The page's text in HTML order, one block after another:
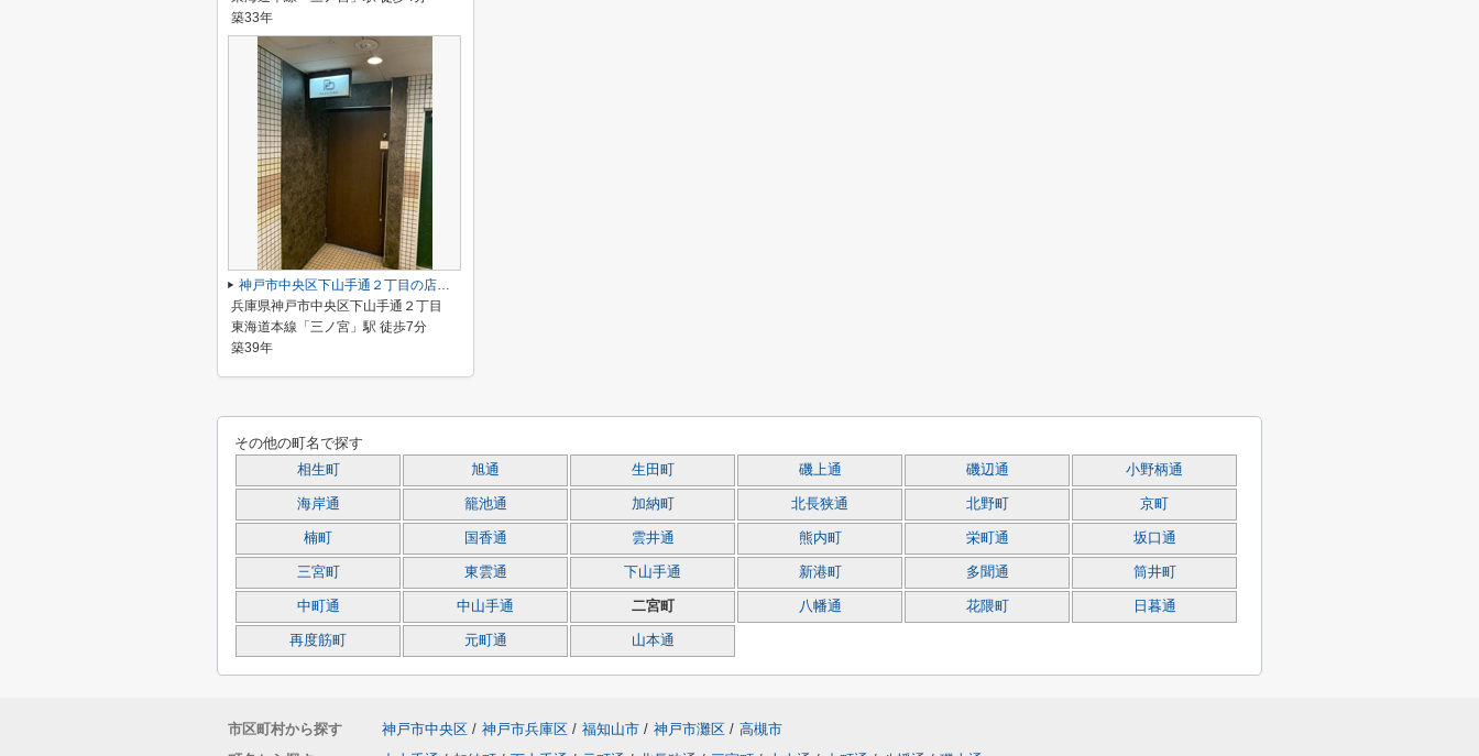
築33年
神戸市中央区下山手通２丁目の店舗一部
兵庫県神戸市中央区下山手通２丁目
東海道本線「三ノ宮」駅 徒歩7分
築39年
その他の町名で探す
相生町 旭通 生田町 磯上通 磯辺通 小野柄通
海岸通 籠池通 加納町 北長狭通 北野町 京町
楠町 国香通 雲井通 熊内町 栄町通 坂口通
三宮町 東雲通 下山手通 新港町 多聞通 筒井町
中町通 中山手通 二宮町 八幡通 花隈町 日暮通
再度筋町 元町通 山本通
市区町村から探す 神戸市中央区 / 神戸市兵庫区 / 福知山市 / 神戸市灘区 / 高槻市